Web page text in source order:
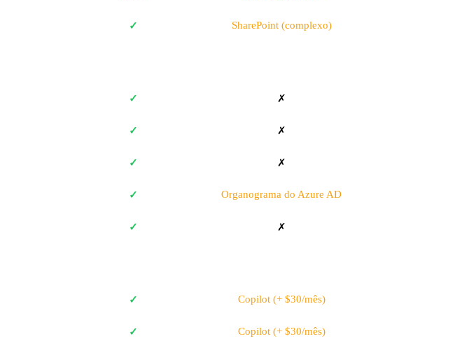
✓ SharePoint (complexo)
✓ ✗
✓ ✗
✓ ✗
✓ Organograma do Azure AD
✓ ✗
✓ Copilot (+ $30/mês)
✓ Copilot (+ $30/mês)